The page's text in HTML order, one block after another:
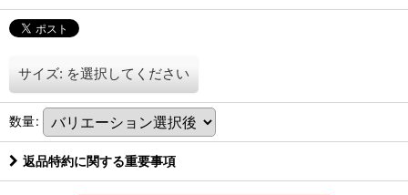
サイズ: を選択してください
数量:
返品特約に関する重要事項